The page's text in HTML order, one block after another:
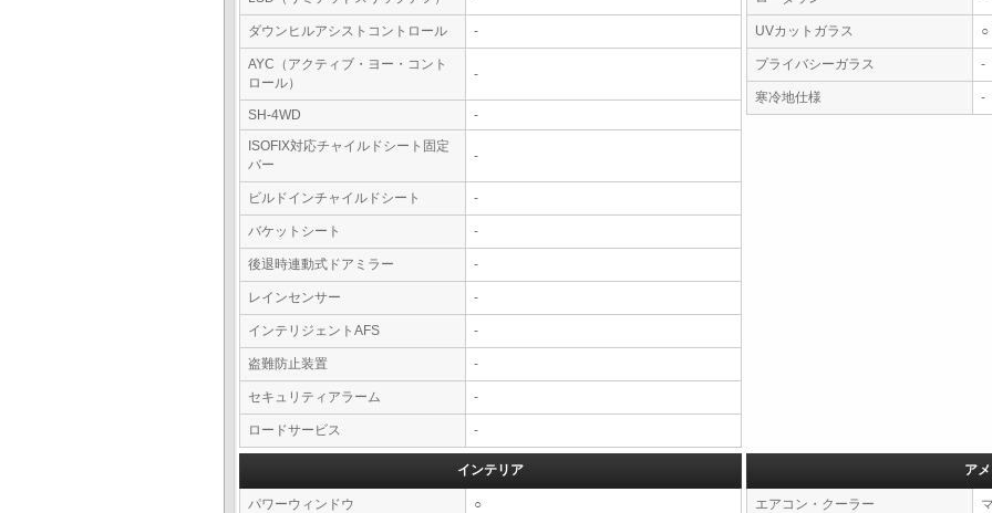
ダウンヒルアシストコントロール -
AYC（アクティブ・ヨー・コント
ロール）
-
SH-4WD
-
ISOFIX対応チャイルドシート固定
バー
-
ビルドインチャイルドシート -
バケットシート -
後退時連動式ドアミラー -
レインセンサー -
インテリジェントAFS -
盗難防止装置 -
セキュリティアラーム -
ロードサービス -
UVカットガラス ○
プライバシーガラス -
寒冷地仕様 -
インテリア
パワーウィンドウ ○
ア
エアコン・クーラー